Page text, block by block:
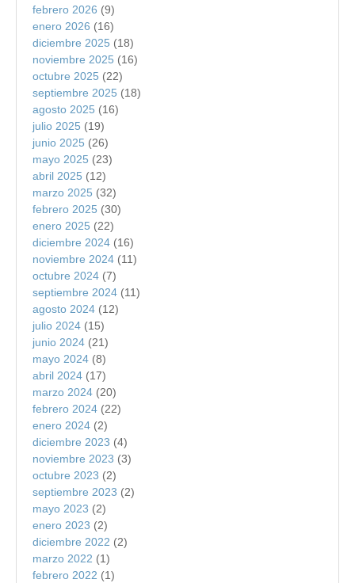
febrero 2026 (9)
enero 2026 (16)
diciembre 2025 (18)
noviembre 2025 (16)
octubre 2025 (22)
septiembre 2025 (18)
agosto 2025 (16)
julio 2025 (19)
junio 2025 (26)
mayo 2025 (23)
abril 2025 (12)
marzo 2025 (32)
febrero 2025 (30)
enero 2025 (22)
diciembre 2024 (16)
noviembre 2024 (11)
octubre 2024 (7)
septiembre 2024 (11)
agosto 2024 (12)
julio 2024 (15)
junio 2024 (21)
mayo 2024 (8)
abril 2024 (17)
marzo 2024 (20)
febrero 2024 (22)
enero 2024 (2)
diciembre 2023 (4)
noviembre 2023 (3)
octubre 2023 (2)
septiembre 2023 (2)
mayo 2023 (2)
enero 2023 (2)
diciembre 2022 (2)
marzo 2022 (1)
febrero 2022 (1)